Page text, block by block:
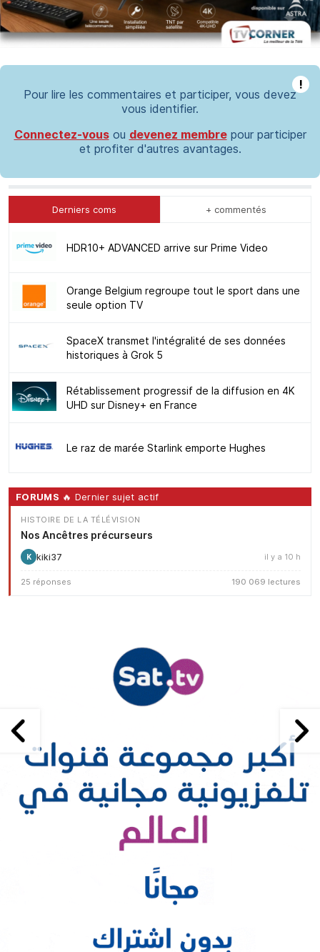
!
Pour lire les commentaires et participer, vous devez
vous identifier.
Connectez-vousou devenez membrepour participer
et profiter d'autres avantages.
Derniers coms + commentés
HDR10+ ADVANCED arrive sur Prime Video
Orange Belgium regroupe tout le sport dans une
seule option TV
SpaceX transmet l'intégralité de ses données
historiques à Grok 5
Rétablissement progressif de la diffusion en 4K
UHD sur Disney+ en France
Le raz de marée Starlink emporte Hughes
FORUMS 🔥 Dernier sujet actif
HISTOIRE DE LA TÉLÉVISION
Nos Ancêtres précurseurs
K kiki37 il y a 10 h
25 réponses 190 069 lectures